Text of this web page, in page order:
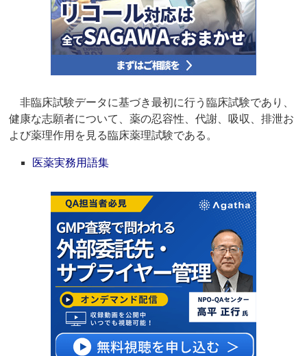
非臨床試験データに基づき最初に行う臨床試験であり、
健康な志願者について、薬の忍容性、代謝、吸収、排泄お
よび薬理作用を見る臨床薬理試験である。
医薬実務用語集